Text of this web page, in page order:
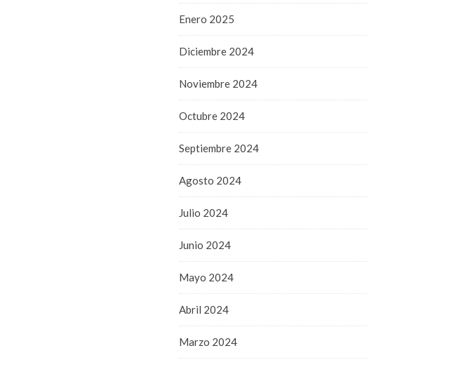
Enero 2025
Diciembre 2024
Noviembre 2024
Octubre 2024
Septiembre 2024
Agosto 2024
Julio 2024
Junio 2024
Mayo 2024
Abril 2024
Marzo 2024